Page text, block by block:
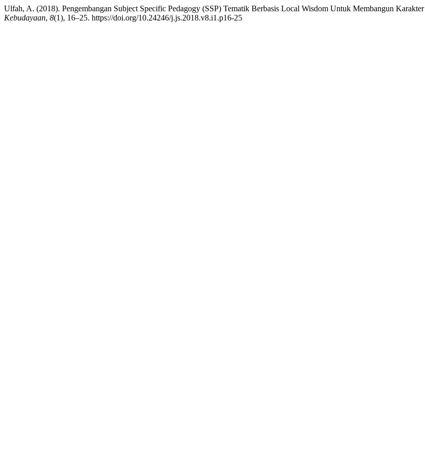
Ulfah, A. (2018). Pengembangan Subject Specific Pedagogy (SSP) Tematik Berbasis Local Wisdom Untuk Membangun
Kebudayaan, 8(1), 16–25. https://doi.org/10.24246/j.js.2018.v8.i1.p16-25